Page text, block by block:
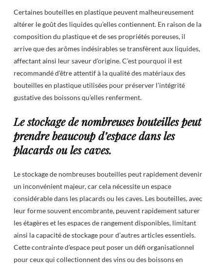
Certaines bouteilles en plastique peuvent malheureusement
altérer le goût des liquides qu’elles contiennent. En raison de la
composition du plastique et de ses propriétés poreuses, il
arrive que des arômes indésirables se transfèrent aux liquides,
affectant ainsi leur saveur d’origine. C’est pourquoi il est
recommandé d’être attentif à la qualité des matériaux des
bouteilles en plastique utilisées pour préserver l’intégrité
gustative des boissons qu’elles renferment.
Le stockage de nombreuses bouteilles peut
prendre beaucoup d’espace dans les
placards ou les caves.
Le stockage de nombreuses bouteilles peut rapidement devenir
un inconvénient majeur, car cela nécessite un espace
considérable dans les placards ou les caves. Les bouteilles, avec
leur forme souvent encombrante, peuvent rapidement saturer
les étagères et les espaces de rangement disponibles, limitant
ainsi la capacité de stockage pour d’autres articles essentiels.
Cette contrainte d’espace peut poser un défi organisationnel
pour ceux qui collectionnent des vins ou des boissons en